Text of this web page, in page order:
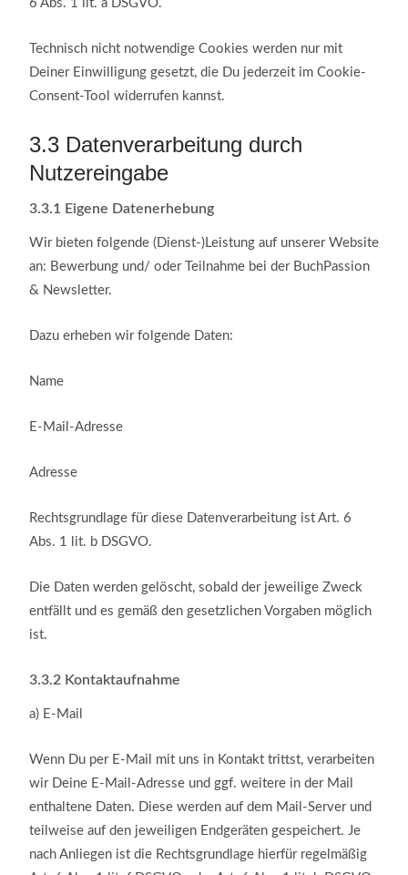
6 Abs. 1 lit. a DSGVO.
Technisch nicht notwendige Cookies werden nur mit
Deiner Einwilligung gesetzt, die Du jederzeit im Cookie-
Consent-Tool widerrufen kannst.
3.3 Datenverarbeitung durch
Nutzereingabe
3.3.1 Eigene Datenerhebung
Wir bieten folgende (Dienst-)Leistung auf unserer Website
an: Bewerbung und/ oder Teilnahme bei der BuchPassion
& Newsletter.
Dazu erheben wir folgende Daten:
Name
E-Mail-Adresse
Adresse
Rechtsgrundlage für diese Datenverarbeitung ist Art. 6
Abs. 1 lit. b DSGVO.
Die Daten werden gelöscht, sobald der jeweilige Zweck
entfällt und es gemäß den gesetzlichen Vorgaben möglich
ist.
3.3.2 Kontaktaufnahme
a) E-Mail
Wenn Du per E-Mail mit uns in Kontakt trittst, verarbeiten
wir Deine E-Mail-Adresse und ggf. weitere in der Mail
enthaltene Daten. Diese werden auf dem Mail-Server und
teilweise auf den jeweiligen Endgeräten gespeichert. Je
nach Anliegen ist die Rechtsgrundlage hierfür regelmäßig